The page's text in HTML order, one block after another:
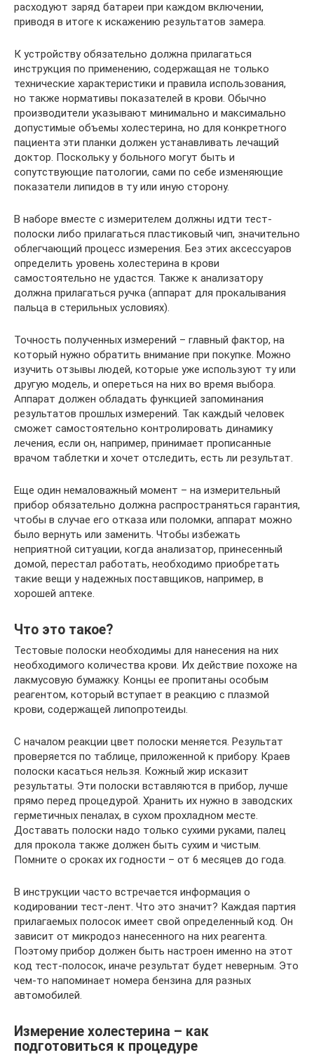
расходуют заряд батареи при каждом включении,
приводя в итоге к искажению результатов замера.
К устройству обязательно должна прилагаться
инструкция по применению, содержащая не только
технические характеристики и правила использования,
но также нормативы показателей в крови. Обычно
производители указывают минимально и максимально
допустимые объемы холестерина, но для конкретного
пациента эти планки должен устанавливать лечащий
доктор. Поскольку у больного могут быть и
сопутствующие патологии, сами по себе изменяющие
показатели липидов в ту или иную сторону.
В наборе вместе с измерителем должны идти тест-
полоски либо прилагаться пластиковый чип, значительно
облегчающий процесс измерения. Без этих аксессуаров
определить уровень холестерина в крови
самостоятельно не удастся. Также к анализатору
должна прилагаться ручка (аппарат для прокалывания
пальца в стерильных условиях).
Точность полученных измерений – главный фактор, на
который нужно обратить внимание при покупке. Можно
изучить отзывы людей, которые уже используют ту или
другую модель, и опереться на них во время выбора.
Аппарат должен обладать функцией запоминания
результатов прошлых измерений. Так каждый человек
сможет самостоятельно контролировать динамику
лечения, если он, например, принимает прописанные
врачом таблетки и хочет отследить, есть ли результат.
Еще один немаловажный момент – на измерительный
прибор обязательно должна распространяться гарантия,
чтобы в случае его отказа или поломки, аппарат можно
было вернуть или заменить. Чтобы избежать
неприятной ситуации, когда анализатор, принесенный
домой, перестал работать, необходимо приобретать
такие вещи у надежных поставщиков, например, в
хорошей аптеке.
Что это такое?
Тестовые полоски необходимы для нанесения на них
необходимого количества крови. Их действие похоже на
лакмусовую бумажку. Концы ее пропитаны особым
реагентом, который вступает в реакцию с плазмой
крови, содержащей липопротеиды.
С началом реакции цвет полоски меняется. Результат
проверяется по таблице, приложенной к прибору. Краев
полоски касаться нельзя. Кожный жир исказит
результаты. Эти полоски вставляются в прибор, лучше
прямо перед процедурой. Хранить их нужно в заводских
герметичных пеналах, в сухом прохладном месте.
Доставать полоски надо только сухими руками, палец
для прокола также должен быть сухим и чистым.
Помните о сроках их годности – от 6 месяцев до года.
В инструкции часто встречается информация о
кодировании тест-лент. Что это значит? Каждая партия
прилагаемых полосок имеет свой определенный код. Он
зависит от микродоз нанесенного на них реагента.
Поэтому прибор должен быть настроен именно на этот
код тест-полосок, иначе результат будет неверным. Это
чем-то напоминает номера бензина для разных
автомобилей.
Измерение холестерина – как
подготовиться к процедуре